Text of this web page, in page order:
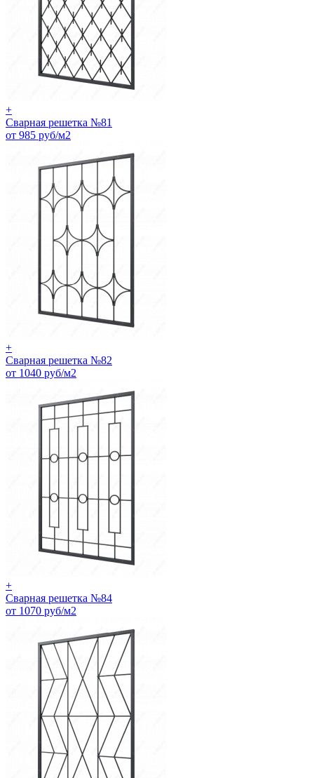
+
Сварная решетка №81
от 985 руб/м2
+
Сварная решетка №82
от 1040 руб/м2
+
Сварная решетка №84
от 1070 руб/м2